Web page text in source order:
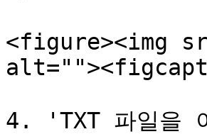
<figure><img
4. 'TXT 파일을